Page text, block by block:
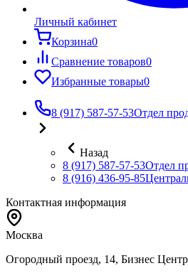
Личный кабинет
Корзина0
Сравнение товаров0
Избранные товары0
8 (917) 587-57-53Отдел
Назад
8 (917) 587-57-53Отдел
8 (916) 436-95-85
Контактная информация
Москва
Огородный проезд, 14, Бизнес